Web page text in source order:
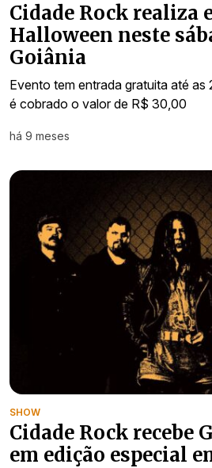
Cidade Rock realiza
Halloween neste
Goiânia
Evento tem entrada gratuita até as
é cobrado o valor de R$ 30,00
há 9 meses
SHOW
Cidade Rock recebe
em edição especial